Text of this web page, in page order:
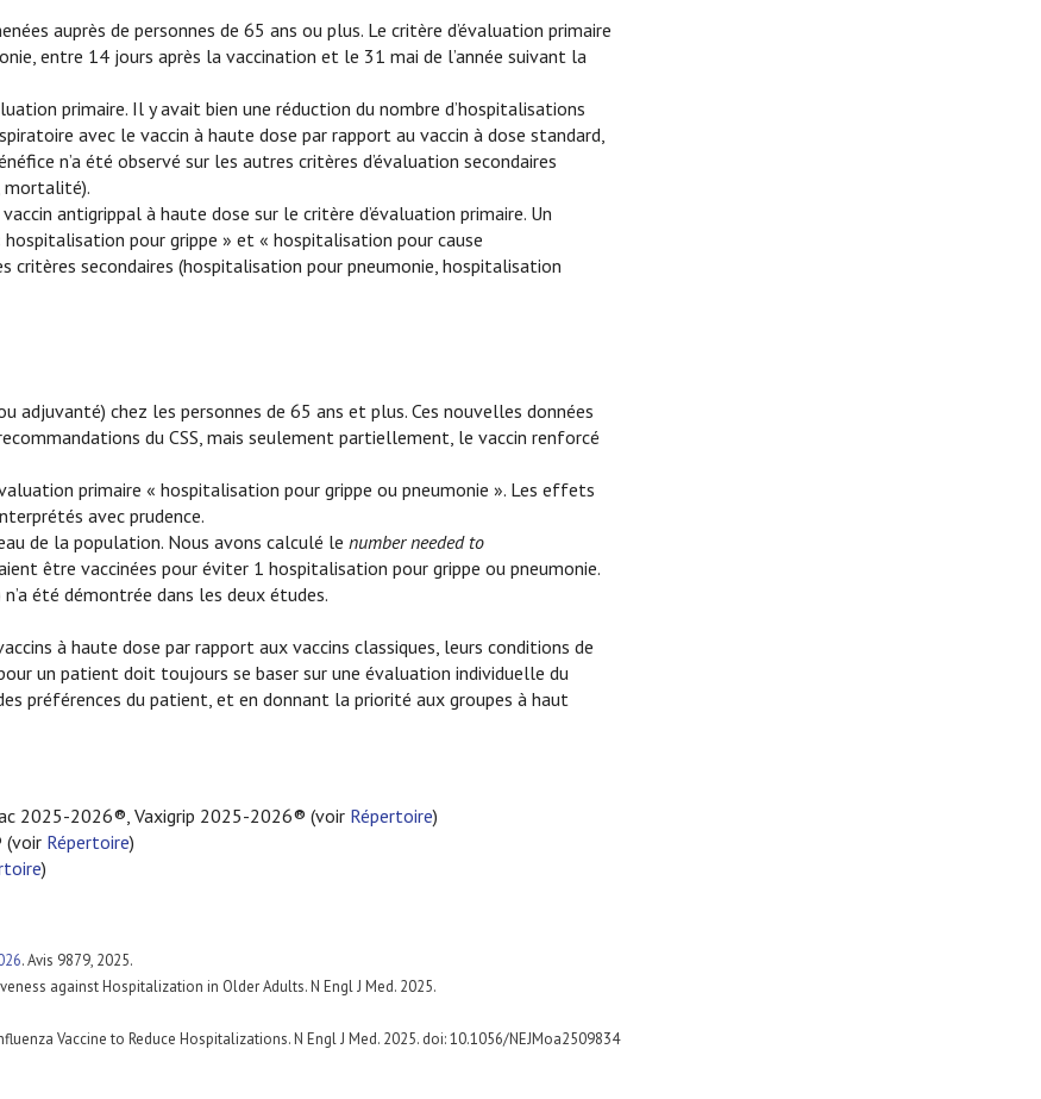
auprès de personnes de 65 ans ou plus. Le critère d’évaluation primaire
entre 14 jours après la vaccination et le 31 mai de l’année suivant la
primaire. Il y avait bien une réduction du nombre d’hospitalisations
avec le vaccin à haute dose par rapport au vaccin à dose standard,
n’a été observé sur les autres critères d’évaluation secondaires
mortalité).
antigrippal à haute dose sur le critère d’évaluation primaire. Un
pour grippe » et « hospitalisation pour cause
critères secondaires (hospitalisation pour pneumonie, hospitalisation
adjuvanté) chez les personnes de 65 ans et plus. Ces nouvelles données
du CSS, mais seulement partiellement, le vaccin renforcé
primaire « hospitalisation pour grippe ou pneumonie ». Les effets
avec prudence.
de la population. Nous avons calculé le number needed to
être vaccinées pour éviter 1 hospitalisation pour grippe ou pneumonie.
été démontrée dans les deux études.
à haute dose par rapport aux vaccins classiques, leurs conditions de
un patient doit toujours se baser sur une évaluation individuelle du
préférences du patient, et en donnant la priorité aux groupes à haut
2025-2026®, Vaxigrip 2025-2026® (voir Répertoire)
(voir Répertoire)
)
. Avis 9879, 2025.
against Hospitalization in Older Adults. N Engl J Med. 2025.
Vaccine to Reduce Hospitalizations. N Engl J Med. 2025. doi: 10.1056/NEJMoa2509834